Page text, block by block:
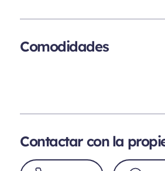
Comodidades
Contactar con la